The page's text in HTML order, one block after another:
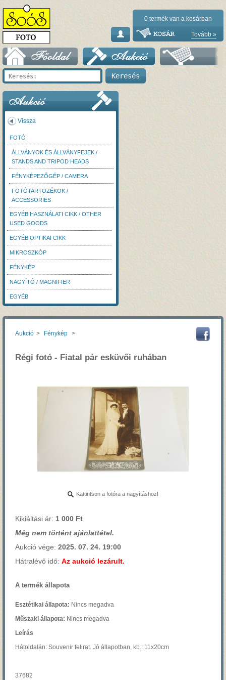
0 termék van a kosárban
Tovább »
Vissza
FOTÓ
ÁLLVÁNYOK ÉS ÁLLVÁNYFEJEK /
STANDS AND TRIPOD HEADS
FÉNYKÉPEZŐGÉP / CAMERA
FOTÓTARTOZÉKOK /
ACCESSORIES
EGYÉB HASZNÁLATI CIKK / OTHER
USED GOODS
EGYÉB OPTIKAI CIKK
MIKROSZKÓP
FÉNYKÉP
NAGYÍTÓ / MAGNIFIER
EGYÉB
Aukció > Fénykép >
Régi fotó - Fiatal pár esküvői ruhában
Kattintson a fotóra a nagyításhoz!
Kikiáltási ár: 1 000 Ft
Még nem történt ajánlattétel.
Aukció vége: 2025. 07. 24. 19:00
Hátralévő idő: Az aukció lezárult.
A termék állapota
Esztétikai állapota: Nincs megadva
Műszaki állapota: Nincs megadva
Leírás
Hátoldalán: Souvenir felirat. Jó állapotban, kb.: 11x20cm
37682